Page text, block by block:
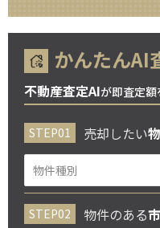
かんたんAI
不動産査定AIが即査定
売却したい
物件のある